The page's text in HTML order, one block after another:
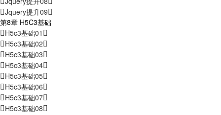
Jquery提升09
第8章 H5C3基础
H5c3基础01
H5c3基础02
H5c3基础03
H5c3基础04
H5c3基础05
H5c3基础06
H5c3基础07
H5c3基础08